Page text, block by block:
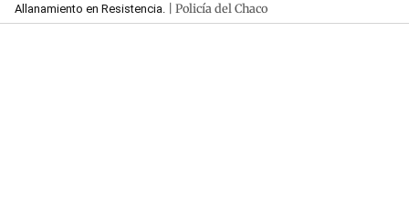
Allanamiento en Resistencia. | Policía del Chaco